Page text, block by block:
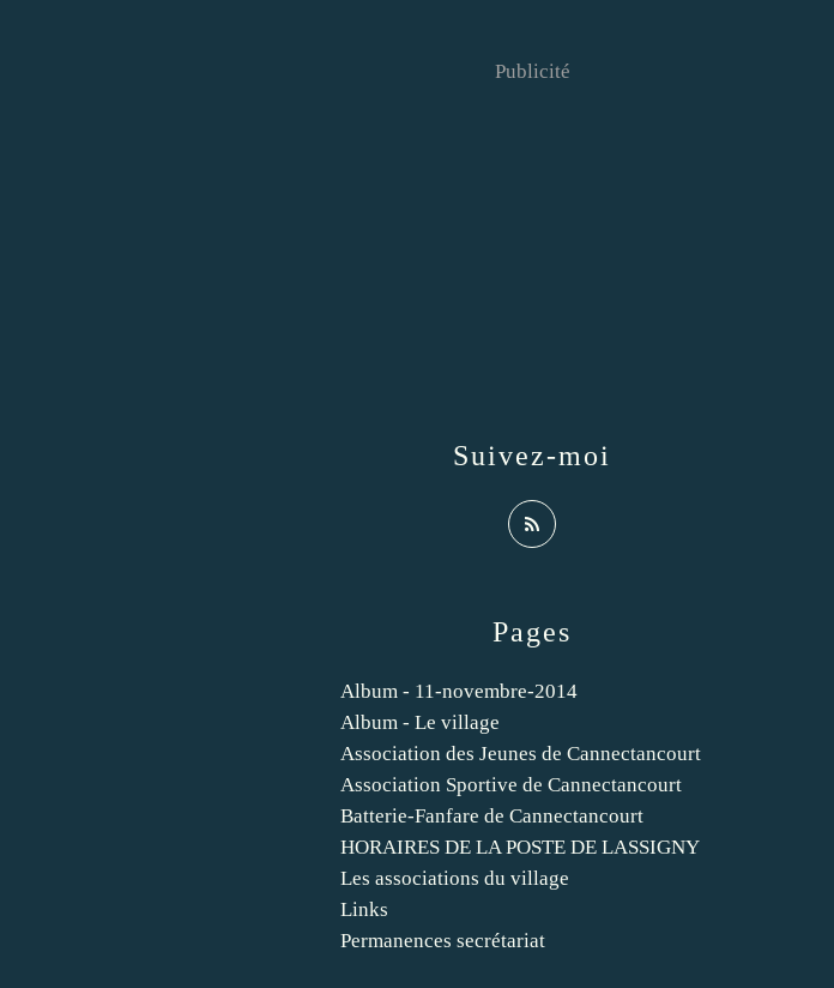
Pages
Album - 11-novembre-2014
Album - Le village
Association des Jeunes de Cannectancourt
Association Sportive de Cannectancourt
Batterie-Fanfare de Cannectancourt
HORAIRES DE LA POSTE DE LASSIGNY
Les associations du village
Links
Permanences secrétariat
Suivez-moi
Publicité